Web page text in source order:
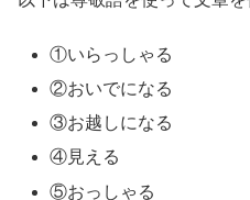
①いらっしゃる
②おいでになる
③お越しになる
④見える
⑤おっしゃる